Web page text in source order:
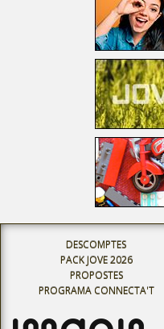
DESCOMPTES
PACK JOVE 2026
PROPOSTES
PROGRAMA CONNECTA'T